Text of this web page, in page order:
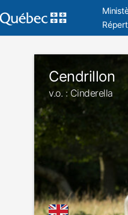
Cendrillon
v.o. : Cinderella